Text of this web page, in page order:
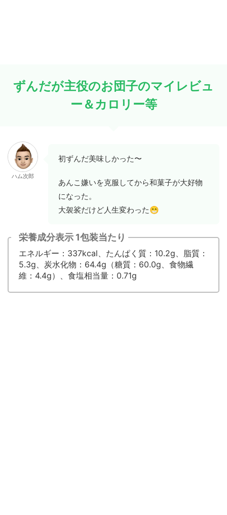
ずんだが主役のお団子のマイレビュ
ー＆カロリー等
ハム次郎
初ずんだ美味しかった〜
あんこ嫌いを克服してから和菓子が大好物
になった。
大袈裟だけど人生変わった😁
栄養成分表示 1包装当たり
エネルギー：337kcal、たんぱく質：10.2g、脂質：
5.3g、炭水化物：64.4g（糖質：60.0g、食物繊
維：4.4g）、食塩相当量：0.71g